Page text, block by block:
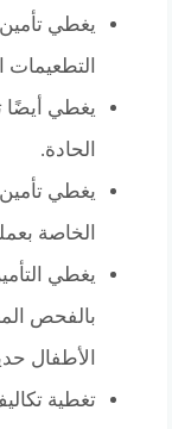
يغطي
يغطي أيضًا
الحادة.
يغطي
الخاصة
يغطي
بالفحص
الأطفال
تغطية